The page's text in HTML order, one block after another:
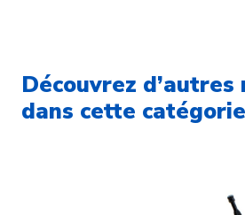
Découvrez d’autres
dans cette catégorie